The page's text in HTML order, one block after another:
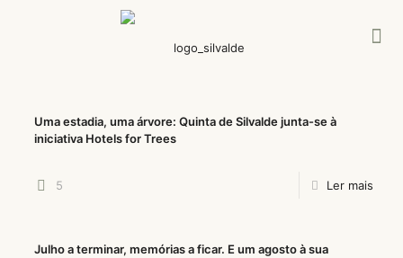
Uma estadia, uma árvore: Quinta de Silvalde junta-se à
iniciativa Hotels for Trees
5 Ler mais
Julho a terminar, memórias a ficar. E um agosto à sua